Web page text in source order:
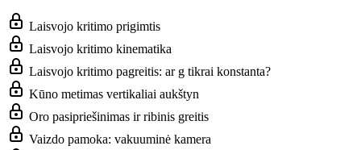
Laisvojo kritimo prigimtis
Laisvojo kritimo kinematika
Laisvojo kritimo pagreitis: ar g tikrai konstanta?
Kūno metimas vertikaliai aukštyn
Oro pasipriešinimas ir ribinis greitis
Vaizdo pamoka: vakuuminė kamera